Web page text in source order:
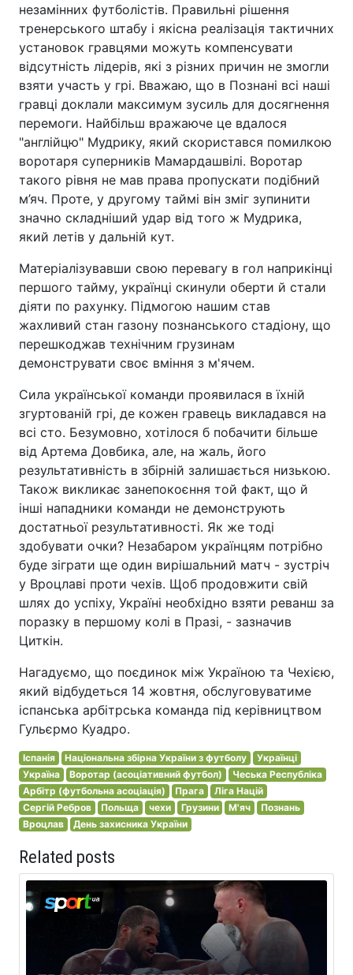
незамінних футболістів. Правильні рішення
тренерського штабу і якісна реалізація тактичних
установок гравцями можуть компенсувати
відсутність лідерів, які з різних причин не змогли
взяти участь у грі. Вважаю, що в Познані всі наші
гравці доклали максимум зусиль для досягнення
перемоги. Найбільш вражаюче це вдалося
"англійцю" Мудрику, який скористався помилкою
воротаря суперників Мамардашвілі. Воротар
такого рівня не мав права пропускати подібний
м’яч. Проте, у другому таймі він зміг зупинити
значно складніший удар від того ж Мудрика,
який летів у дальній кут.
Матеріалізувавши свою перевагу в гол наприкінці
першого тайму, українці скинули оберти й стали
діяти по рахунку. Підмогою нашим став
жахливий стан газону познанського стадіону, що
перешкоджав технічним грузинам
демонструвати своє вміння з м'ячем.
Сила української команди проявилася в їхній
згуртованій грі, де кожен гравець викладався на
всі сто. Безумовно, хотілося б побачити більше
від Артема Довбика, але, на жаль, його
результативність в збірній залишається низькою.
Також викликає занепокоєння той факт, що й
інші нападники команди не демонструють
достатньої результативності. Як же тоді
здобувати очки? Незабаром українцям потрібно
буде зіграти ще один вирішальний матч - зустріч
у Вроцлаві проти чехів. Щоб продовжити свій
шлях до успіху, Україні необхідно взяти реванш за
поразку в першому колі в Празі, - зазначив
Циткін.
Нагадуємо, що поєдинок між Україною та Чехією,
який відбудеться 14 жовтня, обслуговуватиме
іспанська арбітрська команда під керівництвом
Гульєрмо Куадро.
Іспанія Національна збірна України з футболу
Українці
Україна
Воротар (асоціативний футбол)
Чеська Республіка
Арбітр (футбольна асоціація)
Прага
Ліга Націй
Сергій Ребров
Польща чехи Грузини М'яч
Познань
Вроцлав
День захисника України
Related posts